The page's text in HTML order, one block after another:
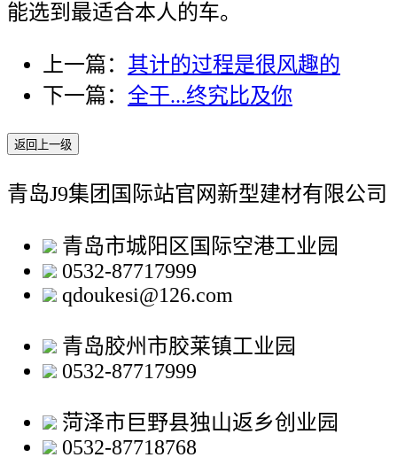
能选到最适合本人的车。
上一篇： 其计的过程是很风趣的
下一篇： 全干...终究比及你
返回上一级
青岛J9集团国际站官网新型建材有限公司
青岛市城阳区国际空港工业园
0532-87717999
qdoukesi@126.com
青岛胶州市胶莱镇工业园
0532-87717999
菏泽市巨野县独山返乡创业园
0532-87718768